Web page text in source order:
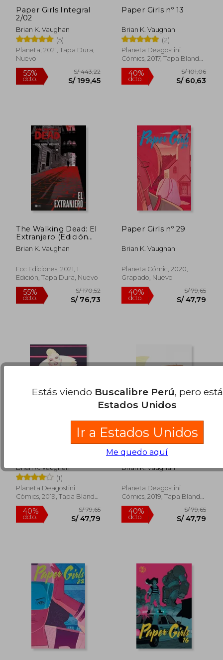
40%
dcto.
55%
dcto.
55%
dcto. S/ 199,45
55%
dcto.
Paper Girls Integral
2/02
Brian K. Vaughan
(5)
Planeta, 2021, Tapa Dura,
Nuevo
55%
dcto.
S/ 443,22
Paper Girls nº 13
Brian K. Vaughan
(2)
Planeta Deagostini
Cómics, 2017, Tapa Blanda,
Usado
40%
dcto.
S/
The Walking Dead: El
Extranjero (Edición
Especial
Coleccionistas)
Brian K. Vaughan
Ecc Ediciones, 2021, 1
Edición, Tapa Dura, Nuevo
Paper Girls nº 29
Brian K. Vaughan
Planeta Cómic, 2020,
Grapado, Nuevo
Brian K. Vaughan
(1)
Planeta Deagostini
Cómics, 2019, Tapa Blanda,
Nuevo
Paper Girls nº 22
Brian K. Vaughan
Planeta Deagostini
Cómics, 2019, Tapa Blanda,
Nuevo
Estás viendo Buscalibre Perú, pero
Estados Unidos
Ir a Estados Unidos
Me quedo aquí